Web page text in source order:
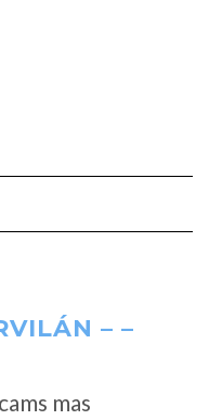
modo de navegación
– –
mas